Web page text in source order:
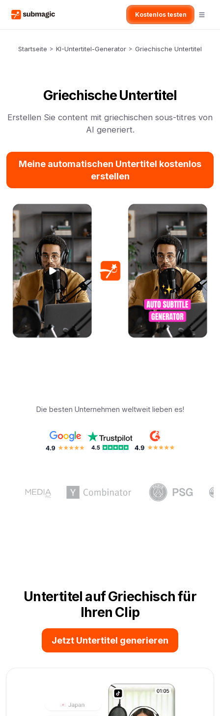
Kostenlos testen
Startseite > KI-Untertitel-Generator > Griechische Untertitel
Griechische Untertitel
Erstellen Sie content mit griechischen sous-titres von
AI generiert.
Meine automatischen Untertitel kostenlos
erstellen
Die besten Unternehmen weltweit lieben es!
Untertitel auf Griechisch für
Ihren Clip
Jetzt Untertitel generieren